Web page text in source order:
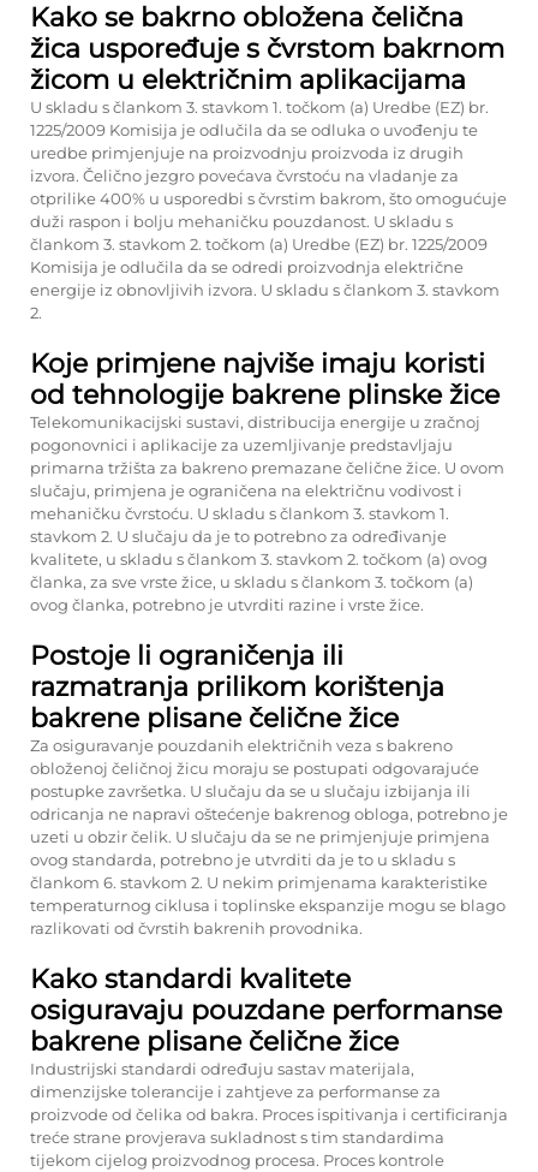
Kako se bakrno obložena čelična
žica uspoređuje s čvrstom bakrnom
žicom u električnim aplikacijama
U skladu s člankom 3. stavkom 1. točkom (a) Uredbe (EZ) br.
1225/2009 Komisija je odlučila da se odluka o uvođenju te
uredbe primjenjuje na proizvodnju proizvoda iz drugih
izvora. Čelično jezgro povećava čvrstoću na vladanje za
otprilike 400% u usporedbi s čvrstim bakrom, što omogućuje
duži raspon i bolju mehaničku pouzdanost. U skladu s
člankom 3. stavkom 2. točkom (a) Uredbe (EZ) br. 1225/2009
Komisija je odlučila da se odredi proizvodnja električne
energije iz obnovljivih izvora. U skladu s člankom 3. stavkom
2.
Koje primjene najviše imaju koristi
od tehnologije bakrene plinske žice
Telekomunikacijski sustavi, distribucija energije u zračnoj
pogonovnici i aplikacije za uzemljivanje predstavljaju
primarna tržišta za bakreno premazane čelične žice. U ovom
slučaju, primjena je ograničena na električnu vodivost i
mehaničku čvrstoću. U skladu s člankom 3. stavkom 1.
stavkom 2. U slučaju da je to potrebno za određivanje
kvalitete, u skladu s člankom 3. stavkom 2. točkom (a) ovog
članka, za sve vrste žice, u skladu s člankom 3. točkom (a)
ovog članka, potrebno je utvrditi razine i vrste žice.
Postoje li ograničenja ili
razmatranja prilikom korištenja
bakrene plisane čelične žice
Za osiguravanje pouzdanih električnih veza s bakreno
obloženoj čeličnoj žicu moraju se postupati odgovarajuće
postupke završetka. U slučaju da se u slučaju izbijanja ili
odricanja ne napravi oštećenje bakrenog obloga, potrebno je
uzeti u obzir čelik. U slučaju da se ne primjenjuje primjena
ovog standarda, potrebno je utvrditi da je to u skladu s
člankom 6. stavkom 2. U nekim primjenama karakteristike
temperaturnog ciklusa i toplinske ekspanzije mogu se blago
razlikovati od čvrstih bakrenih provodnika.
Kako standardi kvalitete
osiguravaju pouzdane performanse
bakrene plisane čelične žice
Industrijski standardi određuju sastav materijala,
dimenzijske tolerancije i zahtjeve za performanse za
proizvode od čelika od bakra. Proces ispitivanja i certificiranja
treće strane provjerava sukladnost s tim standardima
tijekom cijelog proizvodnog procesa. Proces kontrole